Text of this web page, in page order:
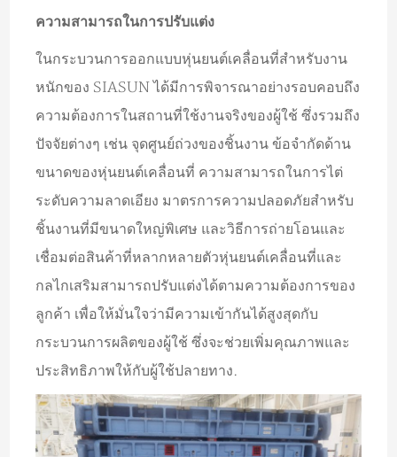
ความสามารถในการปรับแต่ง
ในกระบวนการออกแบบหุ่นยนต์เคลื่อนที่สำหรับงาน
หนักของ SIASUN ได้มีการพิจารณาอย่างรอบคอบถึง
ความต้องการในสถานที่ใช้งานจริงของผู้ใช้ ซึ่งรวมถึง
ปัจจัยต่างๆ เช่น จุดศูนย์ถ่วงของชิ้นงาน ข้อจำกัดด้าน
ขนาดของหุ่นยนต์เคลื่อนที่ ความสามารถในการไต่
ระดับความลาดเอียง มาตรการความปลอดภัยสำหรับ
ชิ้นงานที่มีขนาดใหญ่พิเศษ และวิธีการถ่ายโอนและ
เชื่อมต่อสินค้าที่หลากหลายตัวหุ่นยนต์เคลื่อนที่และ
กลไกเสริมสามารถปรับแต่งได้ตามความต้องการของ
ลูกค้า เพื่อให้มั่นใจว่ามีความเข้ากันได้สูงสุดกับ
กระบวนการผลิตของผู้ใช้ ซึ่งจะช่วยเพิ่มคุณภาพและ
ประสิทธิภาพให้กับผู้ใช้ปลายทาง.